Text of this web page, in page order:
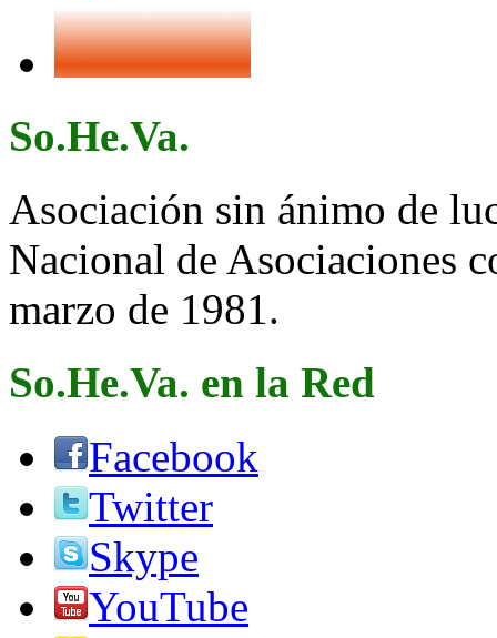
So.He.Va.
Asociación sin ánimo de
Nacional de Asociaciones
marzo de 1981.
So.He.Va. en la Red
Facebook
Twitter
Skype
YouTube